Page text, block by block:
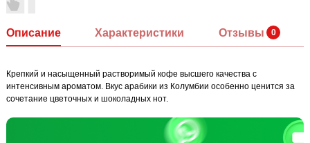
Описание Характеристики Отзывы
Крепкий и насыщенный растворимый кофе высшего качества с
интенсивным ароматом. Вкус арабики из Колумбии особенно ценится за
сочетание цветочных и шоколадных нот.